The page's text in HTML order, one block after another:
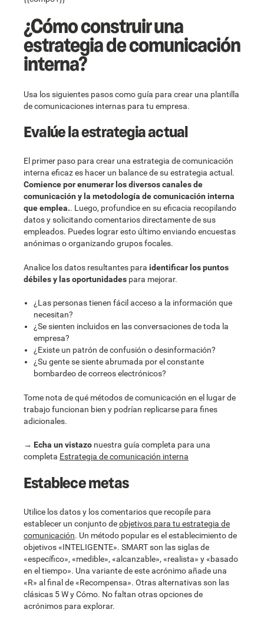
¿Cómo construir una
estrategia de comunicación
interna?
Usa los siguientes pasos como guía para crear una plantilla
de comunicaciones internas para tu empresa.
Evalúe la estrategia actual
El primer paso para crear una estrategia de comunicación
interna eficaz es hacer un balance de su estrategia actual.
Comience por enumerar los diversos canales de
comunicación y la metodología de comunicación interna
que emplea.. Luego, profundice en su eficacia recopilando
datos y solicitando comentarios directamente de sus
empleados. Puedes lograr esto último enviando encuestas
anónimas o organizando grupos focales.
Analice los datos resultantes para identificar los puntos
débiles y las oportunidades para mejorar.
¿Las personas tienen fácil acceso a la información que
necesitan?
¿Se sienten incluidos en las conversaciones de toda la
empresa?
¿Existe un patrón de confusión o desinformación?
¿Su gente se siente abrumada por el constante
bombardeo de correos electrónicos?
Tome nota de qué métodos de comunicación en el lugar de
trabajo funcionan bien y podrían replicarse para fines
adicionales.
→ Echa un vistazo nuestra guía completa para una
completa Estrategia de comunicación interna
Establece metas
Utilice los datos y los comentarios que recopile para
establecer un conjunto deobjetivos para tu estrategia de
comunicación. Un método popular es el establecimiento de
objetivos «INTELIGENTE». SMART son las siglas de
«específico», «medible», «alcanzable», «realista» y «basado
en el tiempo». Una variante de este acrónimo añade una
«R» al final de «Recompensa». Otras alternativas son las
clásicas 5 W y Cómo. No faltan otras opciones de
acrónimos para explorar.